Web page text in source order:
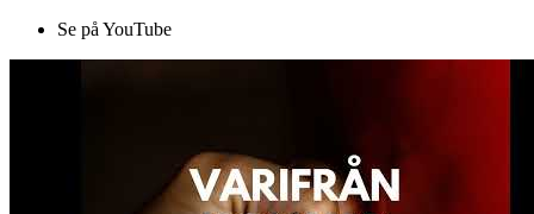
Se på YouTube